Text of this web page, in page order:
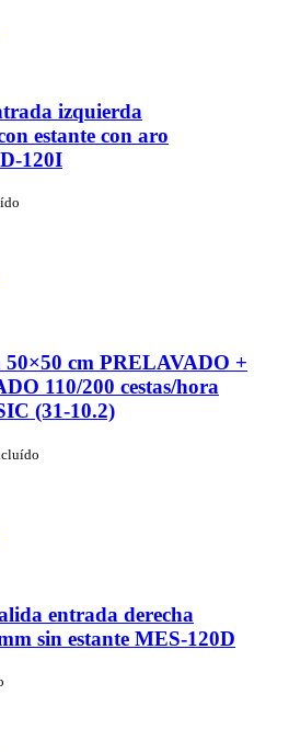
izquierda
estante con aro
120I
50×50 cm PRELAVADO +
110/200 cestas/hora
(31-10.2)
entrada derecha
sin estante MES-120D